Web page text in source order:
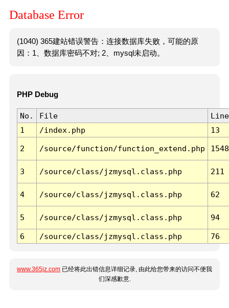
Database Error
(1040) 365建站错误警告：连接数据库失败，可能的原
因：1、数据库密码不对; 2、mysql未启动。
PHP Debug
No. File
Line
1
/index.php 13
2 /source/function/function_extend.php 1548
3 /source/class/jzmysql.class.php 211
4 /source/class/jzmysql.class.php 62
5 /source/class/jzmysql.class.php 94
6 /source/class/jzmysql.class.php 76
www.365jz.com 已经将此出错信息详细记录, 由此给您带来的访问不便我
们深感歉意.